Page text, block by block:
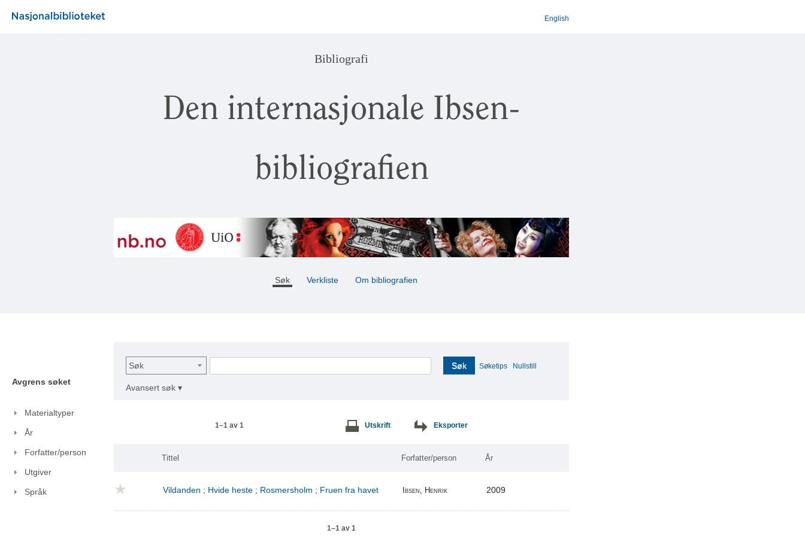
English
Bibliografi
Den internasjonale Ibsen-
bibliografien
Søk Verkliste Om bibliografien
Avgrens søket
Materialtyper
År
Forfatter/person
Utgiver
Språk
Søk Søk Søketips Nullstill
Avansert søk ▾
1–1 av 1 Utskrift Eksporter
Tittel Forfatter/person År
Vildanden ; Hvide heste ; Rosmersholm ; Fruen fra havet Ibsen, Henrik 2009
1–1 av 1